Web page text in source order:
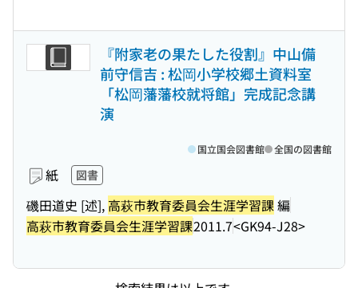
『附家老の果たした役割』中山備
前守信吉 : 松岡小学校郷土資料室
「松岡藩藩校就将館」完成記念講
演
紙 図書
磯田道史 [述], 高萩市教育委員会生涯学習課編
高萩市教育委員会生涯学習課2011.7<GK94-J28>
国立国会図書館 全国の図書館